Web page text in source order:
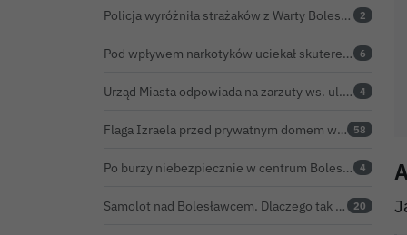
Policja wyróżniła strażaków z Warty Bolesławieckiej. To efekt nocnej akcji, która zakończyła się sukcesem 2
Pod wpływem narkotyków uciekał skuterem. Pościg zakończył w polu kukurydzy 6
Urząd Miasta odpowiada na zarzuty ws. ul. Sokolej. „Droga spełnia wszystkie normy” 4
Flaga Izraela przed prywatnym domem w Bolesławcu. Czy można ją legalnie wywiesić? 58
Po burzy niebezpiecznie w centrum Bolesławca. Wiatrołomy runęły na podwórko 4
Samolot nad Bolesławcem. Dlaczego tak intensywnie krążył? 20